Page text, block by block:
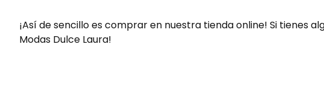
¡Así de sencillo es comprar en nuestra tienda online! Si tienes
Modas Dulce Laura!